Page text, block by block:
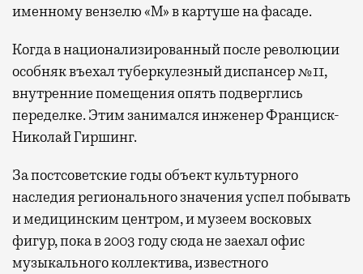
именному вензелю «М» в картуше на фасаде.
Когда в национализированный после революции
особняк въехал туберкулезный диспансер №11,
внутренние помещения опять подверглись
переделке. Этим занимался инженер Франциск-
Николай Гиршинг.
За постсоветские годы объект культурного
наследия регионального значения успел побывать
и медицинским центром, и музеем восковых
фигур, пока в 2003 году сюда не заехал офис
музыкального коллектива, известного